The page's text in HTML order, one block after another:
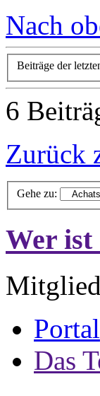
Nach
Beiträge der
6
Zurück
Gehe zu:
Wer ist
Portal
Das